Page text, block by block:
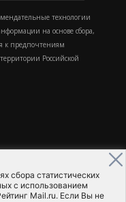
сбора статистических
с использованием
Mail.ru. Если Вы не
технологии
на основе сбора,
к предпочтениям
Российской